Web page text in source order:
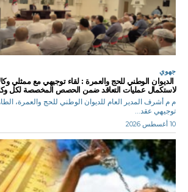
جهوي
الديوان الوطني للحج والعمرة : لقاء توجيهي مع ممثلي
لاستكمال عمليات التعاقد ضمن الحصص المخصصة لكل
م م أشرف المدير العام للديوان الوطني للحج والعمرة،
توجيهي عقد...
10 أغسطس 2026